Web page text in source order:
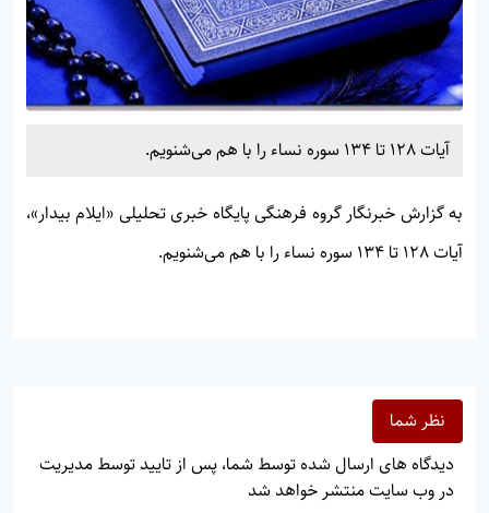
آیات 128 تا 134 سوره نساء را با هم می‌شنویم.
به گزارش خبرنگار گروه فرهنگی پایگاه خبری تحلیلی «ایلام بیدار»،
آیات 128 تا 134 سوره نساء را با هم می‌شنویم.
نظر شما
دیدگاه های ارسال شده توسط شما، پس از تایید توسط مدیریت
در وب سایت منتشر خواهد شد